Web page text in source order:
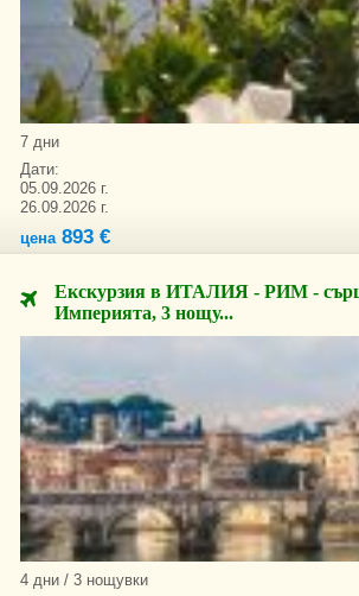
7 дни
Дати:
05.09.2026 г.
26.09.2026 г.
цена 893 €
Екскурзия в ИТАЛИЯ - РИМ -
Империята, 3 нощу...
4 дни / 3 нощувки